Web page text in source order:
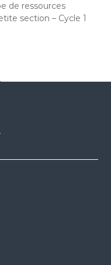
de ressources
section – Cycle 1